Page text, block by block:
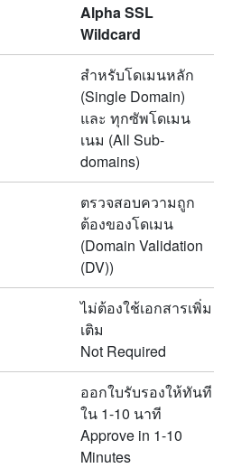
Alpha SSL
Wildcard
สำหรับโดเมนหลัก
(Single Domain)
และ ทุกซัพโดเมน
เนม (All Sub-
domains)
ตรวจสอบความถูก
ต้องของโดเมน
(Domain Validation
(DV))
ไม่ต้องใช้เอกสารเพิ่ม
เติม
Not Required
ออกใบรับรองให้ทันที
ใน 1-10 นาที
Approve in 1-10
Minutes